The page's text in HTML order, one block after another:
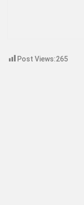
Post Views:265